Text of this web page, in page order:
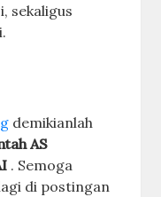
sekaligus
demikianlah
AS
. Semoga
di postingan